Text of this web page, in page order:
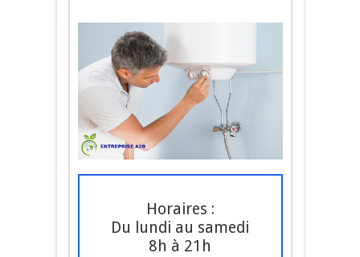
Horaires :
Du lundi au samedi
8h à 21h